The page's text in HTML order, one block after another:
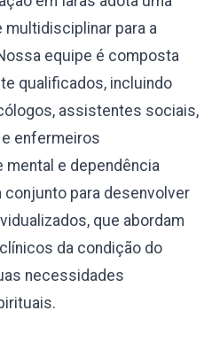
multidisciplinar para a
equipe é composta
qualificados, incluindo
assistentes sociais,
enfermeiros
e dependência
conjunto para desenvolver
que abordam
da condição do
necessidades